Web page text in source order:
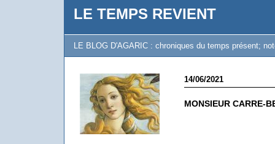
LE TEMPS REVIENT
LE BLOG D'AGARIC : chroniques du temps présent;
14/06/2021
MONSIEUR CARRE-